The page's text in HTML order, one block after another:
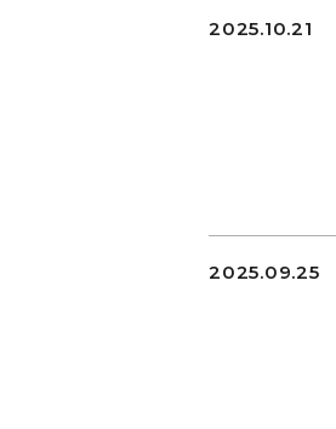
2025.10.21
2025.09.25